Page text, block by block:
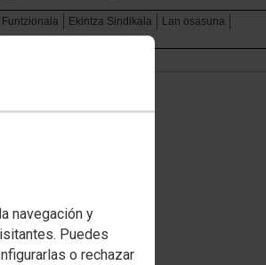
navegación y
Puedes
o rechazar
Ekintza Sindikala
Lan osasuna